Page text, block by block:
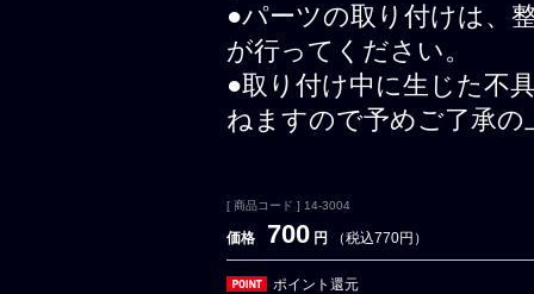
●パーツの取り付けは、
が行ってください。
●取り付け中に生じた不
ねますので予めご了承
[ 商品コード ] 14-3004
価格 700 円 （税込770円）
ポイント還元